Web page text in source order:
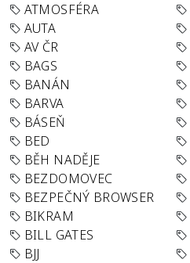
ATMOSFÉRA
AUTA
AV ČR
BAGS
BANÁN
BARVA
BÁSEŇ
BED
BĚH NADĚJE
BEZDOMOVEC
BEZPEČNÝ BROWSER
BIKRAM
BILL GATES
BJJ